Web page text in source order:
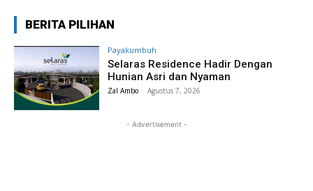
BERITA PILIHAN
Payakumbuh
Selaras Residence Hadir Dengan
Hunian Asri dan Nyaman
Zal Ambo - Agustus 7, 2026
- Advertisement -